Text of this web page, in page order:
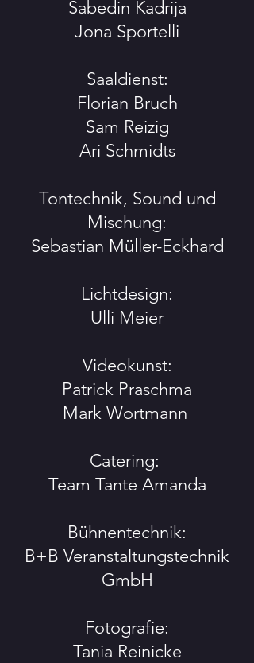
Sabedin Kadrija
Jona Sportelli
Saaldienst:
Florian Bruch
Sam Reizig
Ari Schmidts
Tontechnik, Sound und
Mischung:
Sebastian Müller-Eckhard
Lichtdesign:
Ulli Meier
Videokunst:
Patrick Praschma
Mark Wortmann
Catering:
Team Tante Amanda
Bühnentechnik:
B+B Veranstaltungstechnik
GmbH
Fotografie:
Tania Reinicke